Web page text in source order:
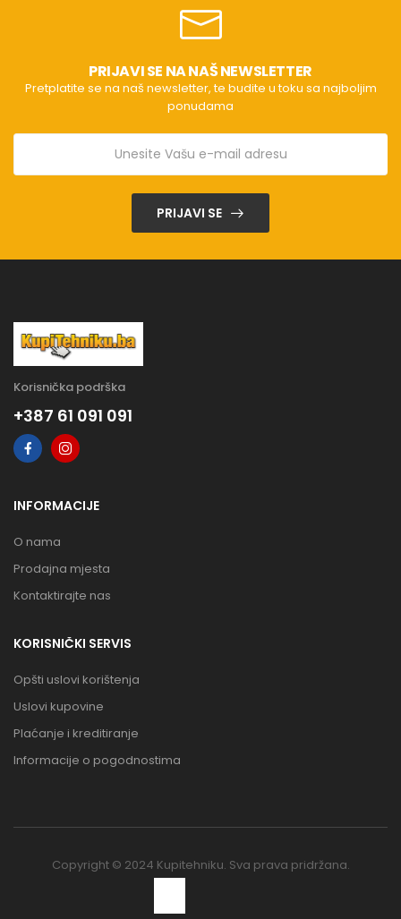
PRIJAVI SE NA NAŠ NEWSLETTER
Pretplatite se na naš newsletter, te budite u toku sa najboljim
ponudama
PRIJAVI SE
Korisnička podrška
+387 61 091 091
INFORMACIJE
O nama
Prodajna mjesta
Kontaktirajte nas
KORISNIČKI SERVIS
Opšti uslovi korištenja
Uslovi kupovine
Plaćanje i kreditiranje
Informacije o pogodnostima
Copyright © 2024 Kupitehniku. Sva prava pridržana.